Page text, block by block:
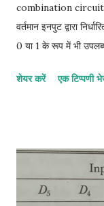
combination circuit
वर्तमान इनपुट द्वारा
0 या 1 के रूप में भी
circuit से जुड़ी होती
combinations और
X और Y इनपुट को
More details click
शेयर करें एक टिप्पणी